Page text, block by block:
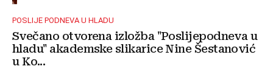
POSLIJE PODNEVA U HLADU
Svečano otvorena izložba "Poslijepodneva u
hladu" akademske slikarice Nine Šestanović
u Ko...